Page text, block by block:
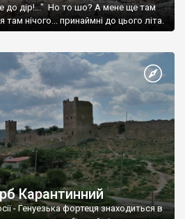
до дір!..." Но то шо? А мене ще там
там нічого... принаймні до цього літа.
Карантинний
- Генуезька фортеця знаходиться в